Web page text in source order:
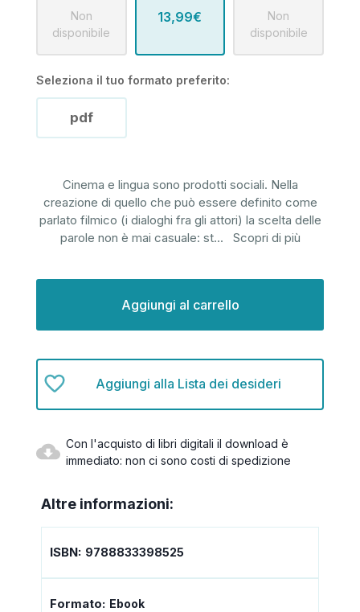
Non
disponibile
13,99€
Non
disponibile
Seleziona il tuo formato preferito:
pdf
Cinema e lingua sono prodotti sociali. Nella
creazione di quello che può essere definito come
parlato filmico (i dialoghi fra gli attori) la scelta delle
parole non è mai casuale: st... Scopri di più
Aggiungi alla Lista dei desideri
Con l'acquisto di libri digitali il download è
immediato: non ci sono costi di spedizione
Altre informazioni:
ISBN: 9788833398525
Formato: Ebook